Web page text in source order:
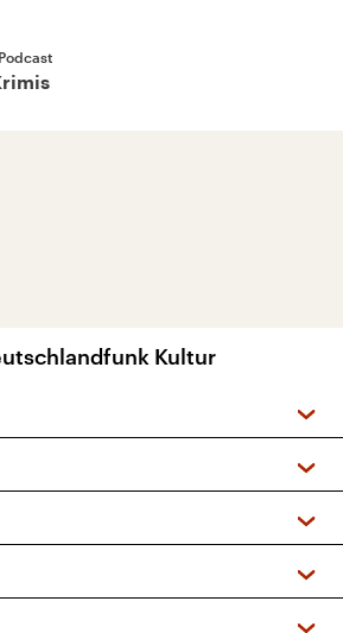
Kultur
Podcasts
Kinderprogramm
+ DAB+)